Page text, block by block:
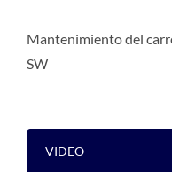
Mantenimiento del
SW
VIDEO